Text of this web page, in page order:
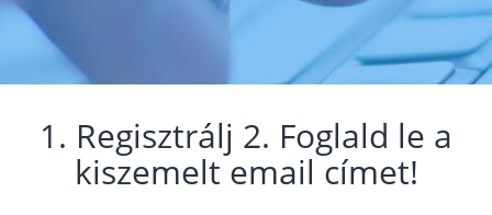
1. Regisztrálj 2. Foglald le a
kiszemelt email címet!